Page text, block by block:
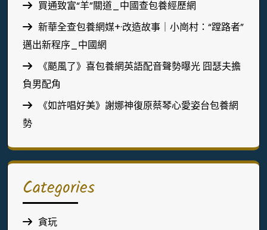
買通致富“羊”關道_中國查包養經歷網
新華全查包養網媒+·改造故事｜小崗村：“蹚路者”
邁出新程序_中國網
《颳風了》喜包養網英語配音聲勢曝光 囧瑟夫擔
負男配角
《如許唱好美》謝娜神復原蔡琴心愛姿台包養網
勢
Categories
貪玩